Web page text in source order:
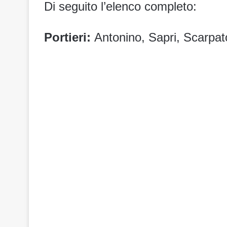
Di seguito l’elenco completo:
Portieri: Antonino, Sapri,